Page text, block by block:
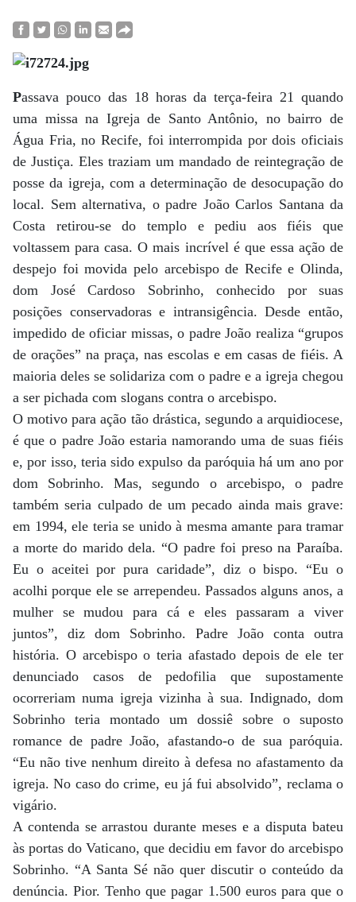
Passava pouco das 18 horas da terça-feira 21 quando
uma missa na Igreja de Santo Antônio, no bairro de
Água Fria, no Recife, foi interrompida por dois oficiais
de Justiça. Eles traziam um mandado de reintegração de
posse da igreja, com a determinação de desocupação do
local. Sem alternativa, o padre João Carlos Santana da
Costa retirou-se do templo e pediu aos fiéis que
voltassem para casa. O mais incrível é que essa ação de
despejo foi movida pelo arcebispo de Recife e Olinda,
dom José Cardoso Sobrinho, conhecido por suas
posições conservadoras e intransigência. Desde então,
impedido de oficiar missas, o padre João realiza “grupos
de orações” na praça, nas escolas e em casas de fiéis. A
maioria deles se solidariza com o padre e a igreja chegou
a ser pichada com slogans contra o arcebispo.
O motivo para ação tão drástica, segundo a arquidiocese,
é que o padre João estaria namorando uma de suas fiéis
e, por isso, teria sido expulso da paróquia há um ano por
dom Sobrinho. Mas, segundo o arcebispo, o padre
também seria culpado de um pecado ainda mais grave:
em 1994, ele teria se unido à mesma amante para tramar
a morte do marido dela. “O padre foi preso na Paraíba.
Eu o aceitei por pura caridade”, diz o bispo. “Eu o
acolhi porque ele se arrependeu. Passados alguns anos, a
mulher se mudou para cá e eles passaram a viver
juntos”, diz dom Sobrinho. Padre João conta outra
história. O arcebispo o teria afastado depois de ele ter
denunciado casos de pedofilia que supostamente
ocorreriam numa igreja vizinha à sua. Indignado, dom
Sobrinho teria montado um dossiê sobre o suposto
romance de padre João, afastando-o de sua paróquia.
“Eu não tive nenhum direito à defesa no afastamento da
igreja. No caso do crime, eu já fui absolvido”, reclama o
vigário.
A contenda se arrastou durante meses e a disputa bateu
às portas do Vaticano, que decidiu em favor do arcebispo
Sobrinho. “A Santa Sé não quer discutir o conteúdo da
denúncia. Pior. Tenho que pagar 1.500 euros para que o